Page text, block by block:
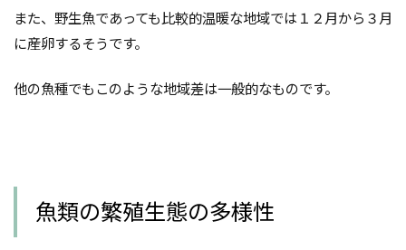
また、野生魚であっても比較的温暖な地域では１２月から３月
に産卵するそうです。
他の魚種でもこのような地域差は一般的なものです。
魚類の繁殖生態の多様性